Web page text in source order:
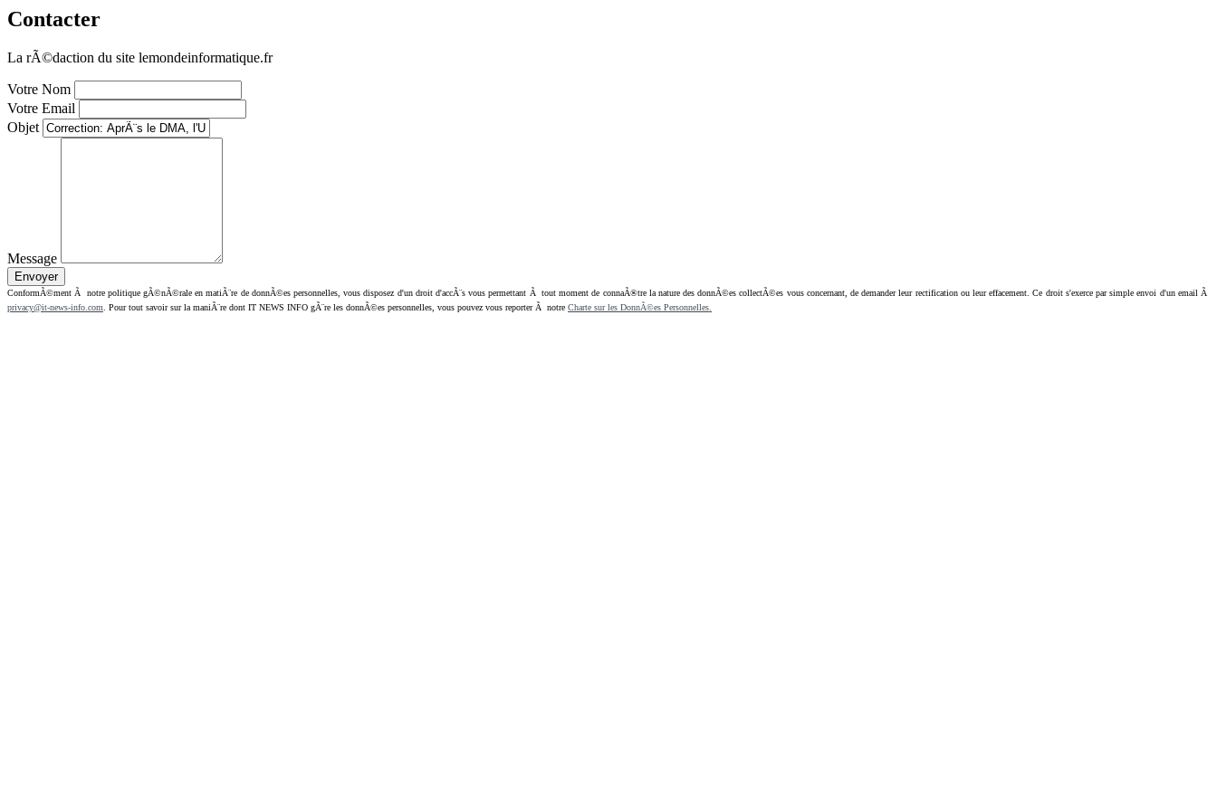
Contacter
La rÃ©daction du site lemondeinformatique.fr
Votre Nom
Votre Email
Objet
Message
ConformÃ©ment Ã notre politique gÃ©nÃ©rale en matiÃ¨re de donnÃ©es personnelles, vous disposez d'un droit d'accÃ¨s vous permettant Ã tout moment de connaÃ®tre la nature des donnÃ©es collectÃ©es vous concernant, de demander leur rectification ou leur effacement. Ce droit s'exerce par simple envoi d'un email Ã
privacy@it-news-info.com . Pour tout savoir sur la maniÃ¨re dont IT NEWS INFO gÃ¨re les donnÃ©es personnelles, vous pouvez vous reporter Ã notre Charte sur les DonnÃ©es Personnelles.